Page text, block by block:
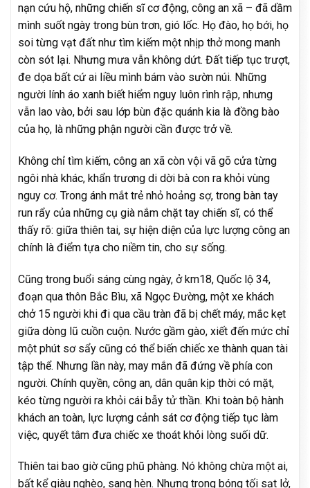
nạn cứu hộ, những chiến sĩ cơ động, công an xã – đã dầm
mình suốt ngày trong bùn trơn, gió lốc. Họ đào, họ bới, họ
soi từng vạt đất như tìm kiếm một nhịp thở mong manh
còn sót lại. Nhưng mưa vẫn không dứt. Đất tiếp tục trượt,
đe dọa bất cứ ai liều mình bám vào sườn núi. Những
người lính áo xanh biết hiểm nguy luôn rình rập, nhưng
vẫn lao vào, bởi sau lớp bùn đặc quánh kia là đồng bào
của họ, là những phận người cần được trở về.
Không chỉ tìm kiếm, công an xã còn vội vã gõ cửa từng
ngôi nhà khác, khẩn trương di dời bà con ra khỏi vùng
nguy cơ. Trong ánh mắt trẻ nhỏ hoảng sợ, trong bàn tay
run rẩy của những cụ già nắm chặt tay chiến sĩ, có thể
thấy rõ: giữa thiên tai, sự hiện diện của lực lượng công an
chính là điểm tựa cho niềm tin, cho sự sống.
Cũng trong buổi sáng cùng ngày, ở km18, Quốc lộ 34,
đoạn qua thôn Bắc Bìu, xã Ngọc Đường, một xe khách
chở 15 người khi đi qua cầu tràn đã bị chết máy, mắc kẹt
giữa dòng lũ cuồn cuộn. Nước gầm gào, xiết đến mức chỉ
một phút sơ sẩy cũng có thể biến chiếc xe thành quan tài
tập thể. Nhưng lần này, may mắn đã đứng về phía con
người. Chính quyền, công an, dân quân kịp thời có mặt,
kéo từng người ra khỏi cái bẫy tử thần. Khi toàn bộ hành
khách an toàn, lực lượng cảnh sát cơ động tiếp tục làm
việc, quyết tâm đưa chiếc xe thoát khỏi lòng suối dữ.
Thiên tai bao giờ cũng phũ phàng. Nó không chừa một ai,
bất kể giàu nghèo, sang hèn. Nhưng trong bóng tối sạt lở,